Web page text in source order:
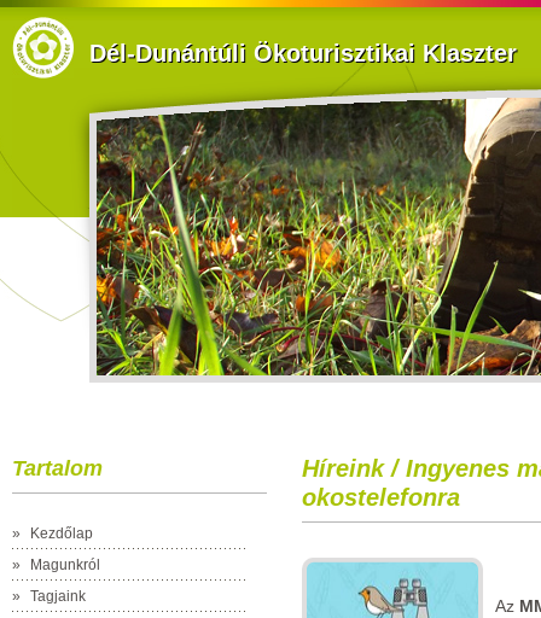
Dél-Dunántúli Ökoturisztikai Klaszter
Tartalom
»
Kezdőlap
»
Magunkról
»
Tagjaink
Híreink / Ingyenes
okostelefonra
Az